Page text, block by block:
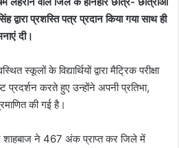
द्वारा प्रशस्ति पत्र प्रदान किया गया साथ ही
दी।
स्कूलों के विद्यार्थियों द्वारा मैट्रिक परीक्षा
करते हुए उन्होंने अपनी प्रतिभा,
की गई है।
शाहबाज ने 467 अंक प्राप्त कर जिले में